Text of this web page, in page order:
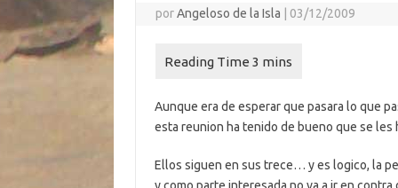
porAngeloso de la Isla 03/12/2009
Aunque era de esperar que pasara lo que
esta reunion ha tenido de bueno que se
Ellos siguen en sus trece… y es logico, la